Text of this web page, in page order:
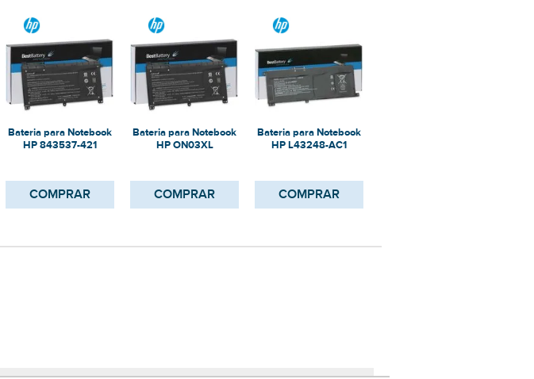
Bateria para Notebook
HP 843537-421
COMPRAR
Bateria para Notebook
HP ON03XL
COMPRAR
Bateria para Notebook
HP L43248-AC1
COMPRAR